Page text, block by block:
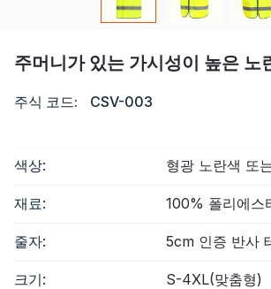
연락하다
주머니가 있는 가시성이 높은 노
주식 코드: CSV-003
색상: 형광 노란색 또
재료: 100% 폴리에스
줄자: 5cm 인증 반사
크기: S-4XL(맞춤형)